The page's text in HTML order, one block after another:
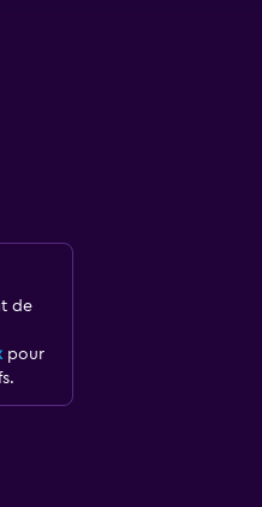
de
pour